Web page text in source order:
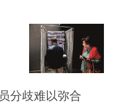
分歧难以弥合